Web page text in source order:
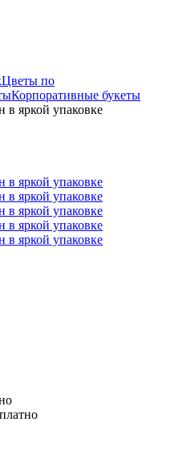
Цветы по
Корпоративные букеты
в яркой упаковке